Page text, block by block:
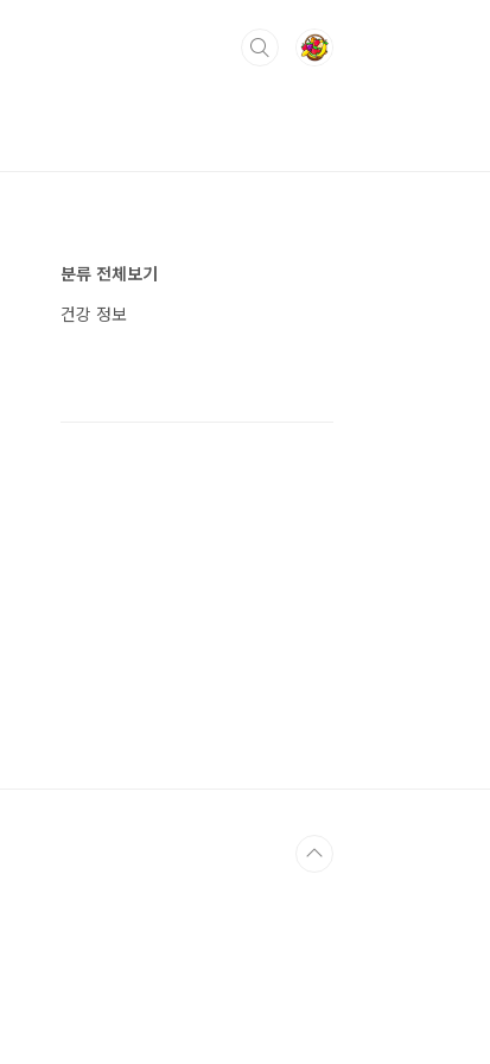
분류 전체보기
건강 정보